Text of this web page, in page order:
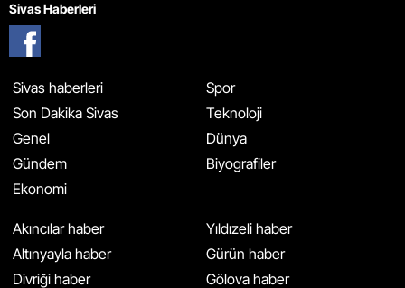
Sivas Haberleri
Sivas haberleri
Son Dakika Sivas
Genel
Gündem
Ekonomi
Spor
Teknoloji
Dünya
Biyografiler
Akıncılar haber
Altınyayla haber
Divriği haber
Yıldızeli haber
Gürün haber
Gölova haber